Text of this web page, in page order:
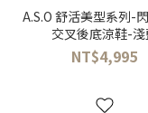
A.S.O 舒活美型系列-
交叉後底涼鞋-淺
NT$4,995